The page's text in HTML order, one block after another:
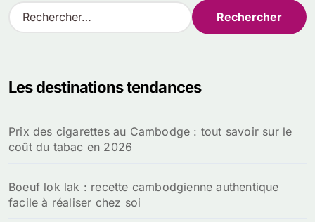
R
e
r
e
r
Les destinations tendances
Prix des cigarettes au Cambodge : tout savoir sur le
coût du tabac en 2026
Boeuf lok lak : recette cambodgienne authentique
facile à réaliser chez soi